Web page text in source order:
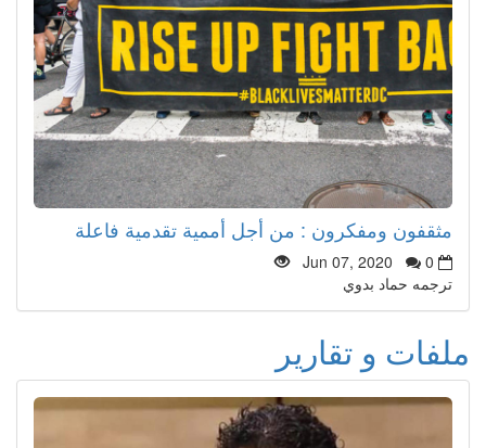
مثقفون ومفكرون : من أجل أممية تقدمية فاعلة
Jun 07, 2020
0
ترجمه حماد بدوي
ملفات و تقارير